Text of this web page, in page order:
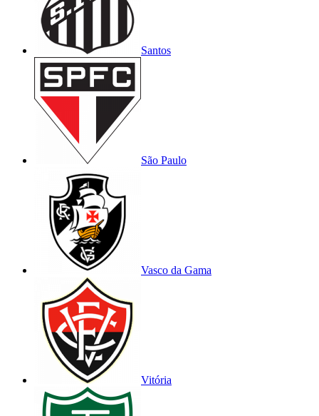
Santos
São Paulo
Vasco da Gama
Vitória